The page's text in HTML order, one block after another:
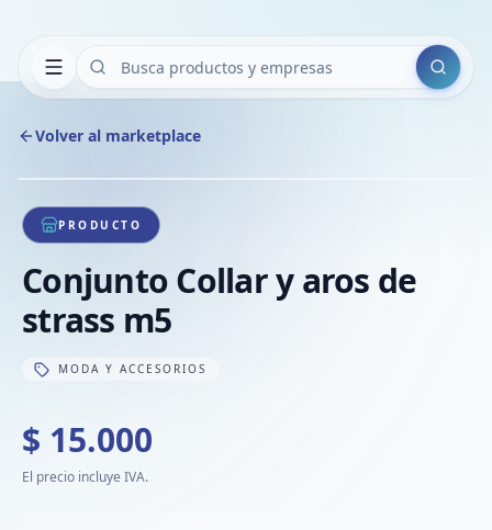
Buscar
Volver al marketplace
1/1
PRODUCTO
Conjunto Collar y aros de
strass m5
MODA Y ACCESORIOS
$ 15.000
El precio incluye IVA.